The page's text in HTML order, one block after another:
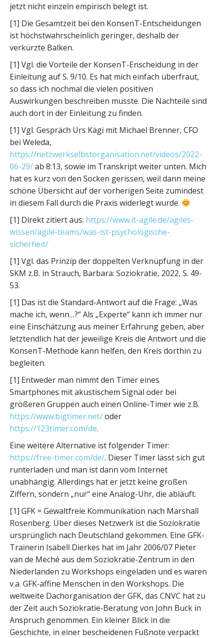
jetzt nicht einzeln empirisch belegt ist.
[1] Die Gesamtzeit bei den KonsenT-Entscheidungen
ist höchstwahrscheinlich geringer, deshalb der
verkürzte Balken.
[1] Vgl. die Vorteile der KonsenT-Enscheidung in der
Einleitung auf S. 9/10. Es hat mich einfach überfraut,
so dass ich nochmal die vielen positiven
Auswirkungen beschreiben musste. Die Nachteile sind
auch dort in der Einleitung zu finden.
[1] Vgl. Gespräch Urs Kägi mit Michael Brenner, CFO
bei Weleda,
https://netzwerkselbstorganisation.net/videos/2022-
06-29/ab 8:13, sowie im Transkript weiter unten. Mich
hat es kurz von den Socken gerissen, weil dann meine
schöne Übersicht auf der vorherigen Seite zumindest
in diesem Fall durch die Praxis widerlegt wurde.
[1] Direkt zitiert aus: https://www.it-agile.de/agiles-
wissen/agile-teams/was-ist-psychologische-
sicherheit/
[1] Vgl. das Prinzip der doppelten Verknüpfung in der
SKM z.B. in Strauch, Barbara: Soziokratie, 2022, S. 49-
53.
[1] Das ist die Standard-Antwort auf die Frage: „Was
mache ich, wenn…?“ Als „Experte“ kann ich immer nur
eine Einschätzung aus meiner Erfahrung geben, aber
letztendlich hat der jeweilige Kreis die Antwort und die
KonsenT-Methode kann helfen, den Kreis dorthin zu
begleiten.
[1] Entweder man nimmt den Timer eines
Smartphones mit akustischem Signal oder bei
größeren Gruppen auch einen Online-Timer wie z.B.
https://www.bigtimer.net/oder
https://123timer.com/de.
Eine weitere Alternative ist folgender Timer:
https://free-timer.com/de/. Dieser Timer lässt sich gut
runterladen und man ist dann vom Internet
unabhängig. Allerdings hat er jetzt keine großen
Ziffern, sondern „nur“ eine Analog-Uhr, die abläuft.
[1] GFK = Gewaltfreie Kommunikation nach Marshall
Rosenberg. Über dieses Netzwerk ist die Soziokratie
ursprünglich nach Deutschland gekommen. Eine GFK-
Trainerin Isabell Dierkes hat im Jahr 2006/07 Pieter
van de Meché aus dem Soziokratie-Zentrum in den
Niederlanden zu Workshops eingeladen und es waren
v.a. GFK-affine Menschen in den Workshops. Die
weltweite Dachorganisation der GFK, das CNVC hat zu
der Zeit auch Soziokratie-Beratung von John Buck in
Anspruch genommen. Ein kleiner Blick in die
Geschichte, in einer bescheidenen Fußnote verpackt